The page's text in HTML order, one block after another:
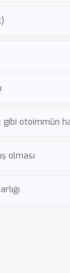
otoimmün
olması